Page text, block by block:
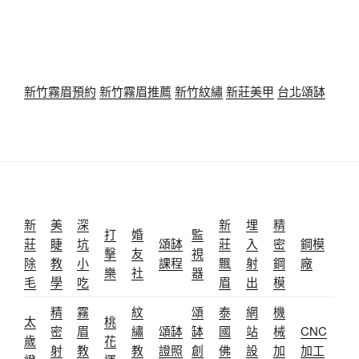
新竹霧眉預約 新竹霧眉推薦 新竹紋繡新莊美甲 台北頌缽
新
莊
除
毛
美
睫
教
學
深
坑
小
吃
打
擊
樂
婚
友
社
頌缽
課程
監
視
器
新
莊
飄
眉
埋
入
射
出
精
密
鋼
模
鋼模
廠
太
歲
精
密
射
霧
眉
教
桃
花
紋
繡
教
頌缽
證照
頌
缽
創
泰
國
佛
網
站
設
機
械
加
CNC
加工